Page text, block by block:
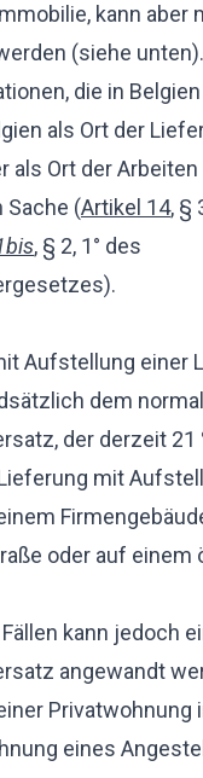
kann aber
(siehe unten).
die in
als Ort der
als Ort der Arbeiten
Sache (Artikel 14, §
, § 2, 1° des
Aufstellung einer
dem
der derzeit 21
mit
oder auf einem
kann jedoch
angewandt
Privatwohnung
eines